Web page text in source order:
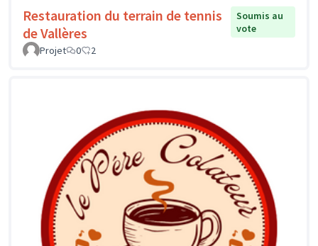
Restauration du terrain de tennis
de Vallères
Soumis au
vote
Projet
0 2